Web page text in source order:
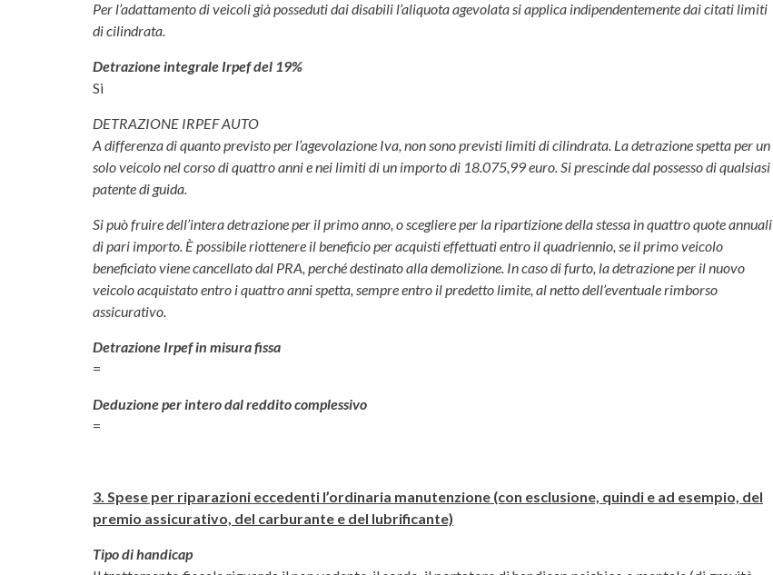
Per l’adattamento di veicoli già posseduti dai disabili l’aliquota agevolata si applica indipendentemente dai citati limiti
di cilindrata.
Detrazione integrale Irpef del 19%
Si
DETRAZIONE IRPEF AUTO
A differenza di quanto previsto per l’agevolazione Iva, non sono previsti limiti di cilindrata. La detrazione spetta per un
solo veicolo nel corso di quattro anni e nei limiti di un importo di 18.075,99 euro. Si prescinde dal possesso di qualsiasi
patente di guida.
Si può fruire dell’intera detrazione per il primo anno, o scegliere per la ripartizione della stessa in quattro quote annuali
di pari importo. È possibile riottenere il beneficio per acquisti effettuati entro il quadriennio, se il primo veicolo
beneficiato viene cancellato dal PRA, perché destinato alla demolizione. In caso di furto, la detrazione per il nuovo
veicolo acquistato entro i quattro anni spetta, sempre entro il predetto limite, al netto dell’eventuale rimborso
assicurativo.
Detrazione Irpef in misura fissa
=
Deduzione per intero dal reddito complessivo
=
3. Spese per riparazioni eccedenti l’ordinaria manutenzione (con esclusione, quindi e ad esempio, del
premio assicurativo, del carburante e del lubrificante)
Tipo di handicap